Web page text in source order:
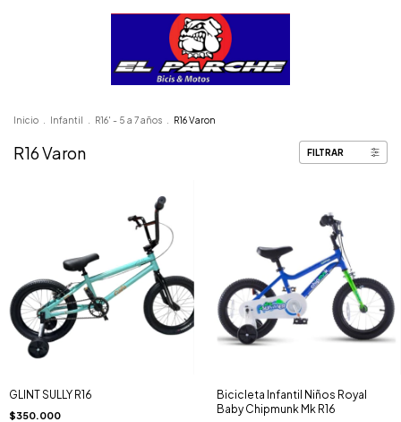
Inicio Infantil R16' - 5 a 7 años R16 Varon
R16 Varon FILTRAR
GLINT SULLY R16
$350.000
Bicicleta Infantil Niños Royal
Baby Chipmunk Mk R16